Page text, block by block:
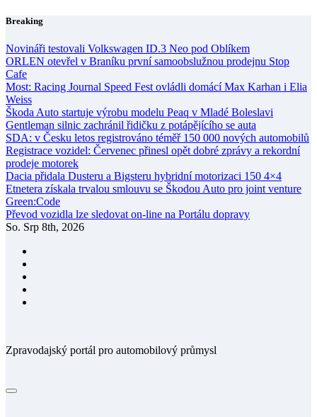
Skip
content
Breaking
Novináři testovali Volkswagen ID.3 Neo pod Oblíkem
ORLEN otevřel v Braníku první samoobslužnou prodejnu Stop
Cafe
Most: Racing Journal Speed Fest ovládli domácí Max Karhan i Elia
Weiss
Škoda Auto startuje výrobu modelu Peaq v Mladé Boleslavi
Gentleman silnic zachránil řidičku z potápějícího se auta
SDA: v Česku letos registrováno téměř 150 000 nových automobilů
Registrace vozidel: Červenec přinesl opět dobré zprávy a rekordní
prodeje motorek
Dacia přidala Dusteru a Bigsteru hybridní motorizaci 150 4×4
Etnetera získala trvalou smlouvu se Škodou Auto pro joint venture
Green:Code
Převod vozidla lze sledovat on-line na Portálu dopravy
So. Srp 8th, 2026
Zpravodajský portál pro automobilový průmysl